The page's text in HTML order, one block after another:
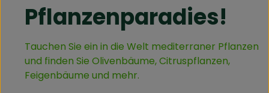
Pflanzenparadies!
Tauchen Sie ein in die Welt mediterraner Pflanzen
und finden Sie Olivenbäume, Citruspflanzen,
Feigenbäume und mehr.